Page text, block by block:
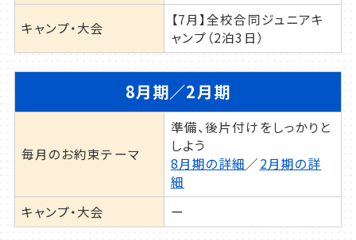
キャンプ・大会
【7月】全校合同ジュニアキ
ャンプ（2泊3日）
8月期／2月期
毎月のお約束テーマ
準備、後片付けをしっかりと
しよう
8月期の詳細／2月期の詳
細
キャンプ・大会
ー